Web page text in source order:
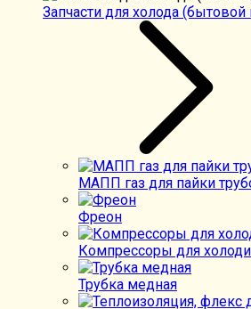
Запчасти для холода
МАПП газ для пайки
Фреон
Компрессоры для
Трубка медная